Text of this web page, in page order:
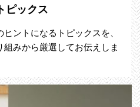
ピックス
ヒントになるトピックスを、
みから厳選してお伝えしま